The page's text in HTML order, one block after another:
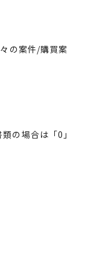
の案件/購買案
の場合は「0」